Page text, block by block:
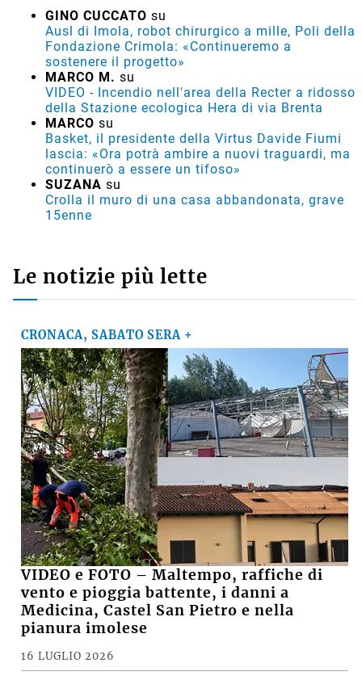
GINO CUCCATO su
Ausl di Imola, robot chirurgico a mille, Poli della
Fondazione Crimola: «Continueremo a
sostenere il progetto»
MARCO M. su
VIDEO - Incendio nell'area della Recter a ridosso
della Stazione ecologica Hera di via Brenta
MARCO su
Basket, il presidente della Virtus Davide Fiumi
lascia: «Ora potrà ambire a nuovi traguardi, ma
continuerò a essere un tifoso»
SUZANA su
Crolla il muro di una casa abbandonata, grave
15enne
Le notizie più lette
CRONACA, SABATO SERA +
VIDEO e FOTO – Maltempo, raffiche di
vento e pioggia battente, i danni a
Medicina, Castel San Pietro e nella
pianura imolese
16 LUGLIO 2026